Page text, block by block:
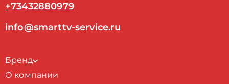
+73432880979
info@smarttv-service.ru
Бренд
О компании